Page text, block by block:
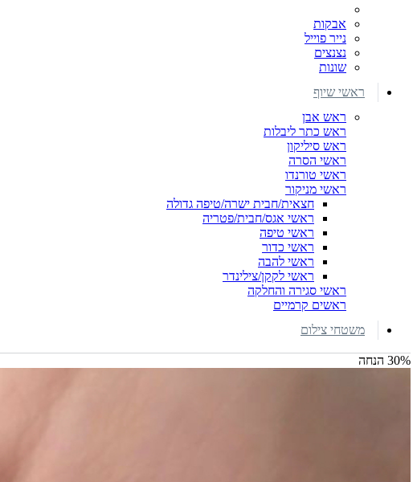
אבקות
נייר פוייל
נצנצים
שונות
ראשי שיוף
ראש אבן
ראש כתר ליבלות
ראש סיליקון
ראשי הסרה
ראשי טורנדו
ראשי מניקור
חצאית/חבית ישרה/טיפה גדולה
ראשי אגס/חבית/פטריה
ראשי טיפה
ראשי כדור
ראשי להבה
ראשי לקקן/צילינדר
ראשי סגירה והחלקה
ראשים קרמיים
משטחי צילום
30% הנחה